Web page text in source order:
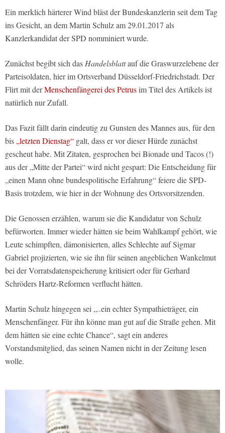
Ein merklich härterer Wind bläst der Bundeskanzlerin seit dem Tag
ins Gesicht, an dem Martin Schulz am 29.01.2017 als
Kanzlerkandidat der SPD nomminiert wurde.
Zunächst begibt sich dasHandelsblattauf die Graswurzelebene der
Parteisoldaten, hier im Ortsverband Düsseldorf-Friedrichstadt. Der
Flirt mit derMenschenfängerei des Petrusim Titel des Artikels ist
natürlich nur Zufall.
Das Fazit fällt darin eindeutig zu Gunsten des Mannes aus, für den
bis„letzten Dienstag“ galt, dass er vor dieser Hürde zunächst
gescheut habe. Mit Zitaten, gesprochen bei Bionade und Tacos (!)
aus der „Mitte der Partei“ wird nicht gespart: Die Entscheidung für
„einen Mann ohne bundespolitische Erfahrung“ feiere die SPD-
Basis trotzdem, wie hier in der Wohnung des Ortsvorsitzenden.
Die Genossen erzählen, warum sie die Kandidatur von Schulz
befürworten. Immer wieder hätten sie beim Wahlkampf gehört, wie
Leute schimpften, dämonisierten, alles Schlechte auf Sigmar
Gabriel projizierten, wie sie ihn für seinen angeblichen Wankelmut
bei der Vorratsdatenspeicherung kritisiert oder für Gerhard
Schröders Hartz-Reformen verflucht hätten.
Martin Schulz hingegen sei „..ein echter Sympathieträger, ein
Menschenfänger. Für ihn könne man gut auf die Straße gehen. Mit
dem hätten sie eine echte Chance“, sagt ein anderes
Vorstandsmitglied, das seinen Namen nicht in der Zeitung lesen
wolle.